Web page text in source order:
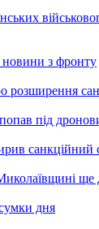
з фронту
під
ще
дня